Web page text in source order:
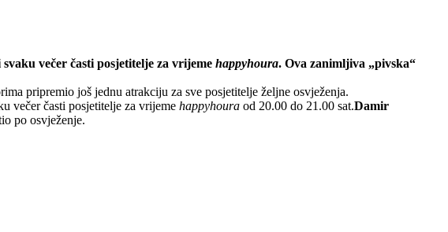
večer časti posjetitelje za vrijeme happyhoura. Ova zanimljiva „pivska“
pripremio još jednu atrakciju za sve posjetitelje željne osvježenja.
večer časti posjetitelje za vrijeme happyhoura od 20.00 do 21.00 sat.Damir
po osvježenje.